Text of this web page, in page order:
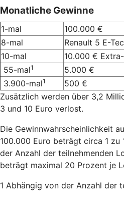
Monatliche Gewinne
1-mal
100.000 €
8-mal
Renault 5 E-
10-mal
10.000 €
55-mal1
5.000 €
3.900-mal1
500 €
Zusätzlich werden über 3,2
3 und 10 Euro verlost.
Die Gewinnwahrscheinlichkeit
100.000 Euro beträgt circa 1 zu
der Anzahl der teilnehmenden
beträgt maximal 20 Prozent je
1 Abhängig von der Anzahl der